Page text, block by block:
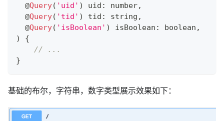
@Query( 'uid' ) uid : number,
@Query( 'tid' ) tid : string ,
@Query( 'isBoolean' ) isBoolean : boolean ,
)
{
// ...
}
基础的布尔，字符串，数字类型展示效果如下：